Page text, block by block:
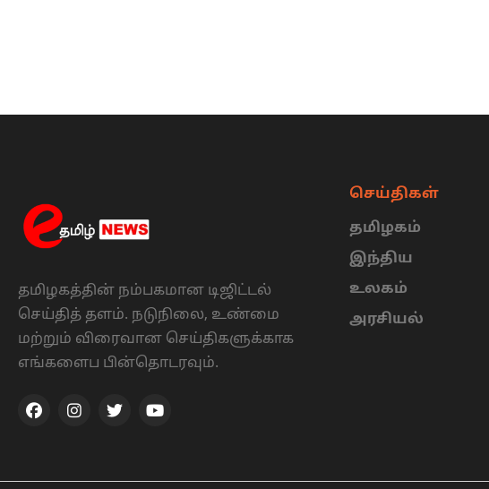
தமிழகத்தின் நம்பகமான டிஜிட்டல்
செய்தித் தளம். நடுநிலை, உண்மை
மற்றும் விரைவான செய்திகளுக்காக
எங்களைப பின்தொடரவும்.
செய்திகள்
தமிழகம்
இந்திய
உலகம்
அரசியல்